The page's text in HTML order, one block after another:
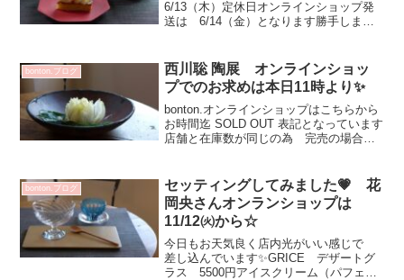
6/13（木）定休日オンラインショップ発
送は 6/14（金）となります勝手します
オープン時間 13：30に到着すると
「...
bonton.ブログ
西川聡 陶展 オンラインショッ
プでのお求めは本日11時より✨
bonton.オンラインショップはこちらから
お時間迄 SOLD OUT 表記となっています
店舗と在庫数が同じの為 完売の場合も
まもいい感じと言って下さるのでそのま
まにし...
bonton.ブログ
セッティングしてみました💗 花
岡央さんオンランショップは
11/12㈫から☆
今日もお天気良く店内光がいい感じで
差し込んでいます✨GRICE デザートグ
ラス 5500円アイスクリーム（パフェ